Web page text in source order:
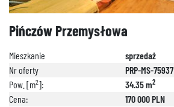
Pińczów Przemysłowa
Mieszkanie
sprzedaż
Nr oferty
PRP-MS-75937
Pow. [m2]: 34.35 m2
Cena:
170 000 PLN